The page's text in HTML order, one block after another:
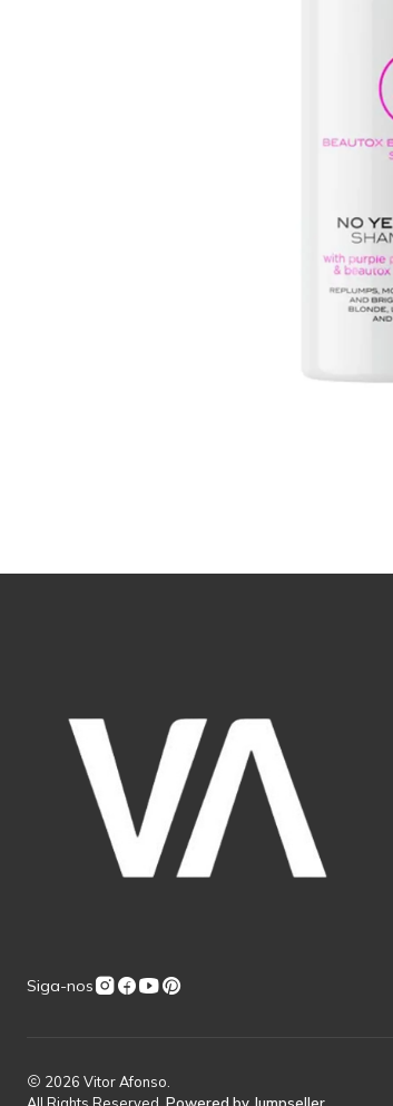
Siga-nos
2026 Vitor Afonso.
All Rights Reserved. Powered by Jumpseller